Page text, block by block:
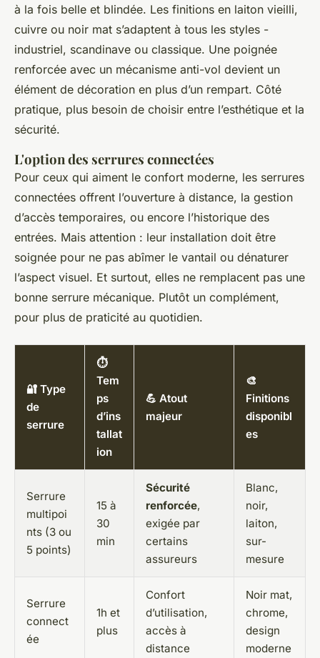
à la fois belle et blindée. Les finitions en laiton vieilli,
cuivre ou noir mat s’adaptent à tous les styles -
industriel, scandinave ou classique. Une poignée
renforcée avec un mécanisme anti-vol devient un
élément de décoration en plus d’un rempart. Côté
pratique, plus besoin de choisir entre l’esthétique et la
sécurité.
L'option des serrures connectées
Pour ceux qui aiment le confort moderne, les serrures
connectées offrent l’ouverture à distance, la gestion
d’accès temporaires, ou encore l’historique des
entrées. Mais attention : leur installation doit être
soignée pour ne pas abîmer le vantail ou dénaturer
l’aspect visuel. Et surtout, elles ne remplacent pas une
bonne serrure mécanique. Plutôt un complément,
pour plus de praticité au quotidien.
🔐 Type
de
serrure
⏱️
Tem
ps
d’ins
tallat
ion
💪 Atout
majeur
🎨
Finitions
disponibl
es
Serrure
multipoi
nts (3 ou
5 points)
15 à
30
min
Sécurité
renforcée,
exigée par
certains
assureurs
Blanc,
noir,
laiton,
sur-
mesure
Serrure
connect
ée
1h et
plus
Confort
d’utilisation,
accès à
distance
Noir mat,
chrome,
design
moderne